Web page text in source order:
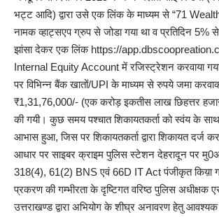
भट्ट आदि) द्वारा उसे एक लिंक के माध्यम से “71
नामक व्हाट्सएप ग्रुप से जोडा गया था व प्रतिदिन 5%
झांसा देकर एक लिंक https://
Internal Equity Account में रजिस्ट्रेशन करवाया
पर विभिन्न बैंक खातों/UPI के माध्यम से रुपये जमा
₹1,31,76,000/- (एक करोड़ इकतीस लाख छिहत्तर
की गयी। कुछ समय पश्चात शिकायतकर्ता को स्वंय के साथ
आभास हुआ, जिस पर शिकायतकर्ता द्वारा शिकायत दर्ज
आधार पर साइबर क्राइम पुलिस स्टेशन देहरादून पर
318(4), 61(2) BNS एवं 66D IT Act पंजीकृत किय़ा
प्रकरण की गम्भीरता के दृष्टिगत वरिष्ठ पुलिस अधीक्षक
उत्तराखण्ड द्वारा अभियोग के शीघ्र अनावरण हेतु आवश्यक